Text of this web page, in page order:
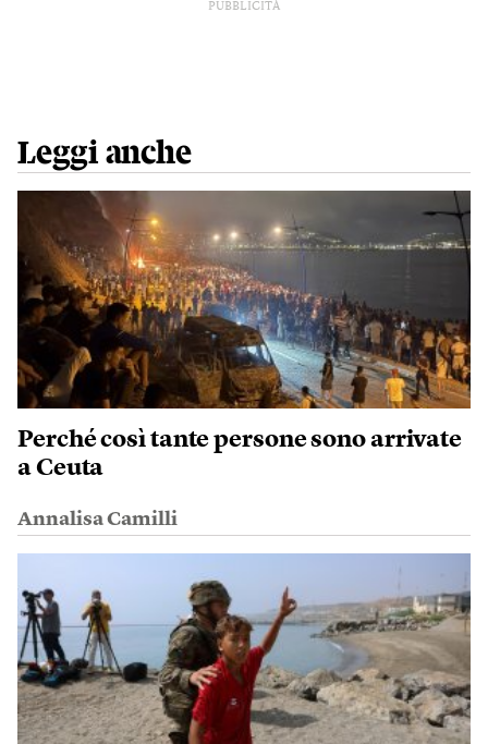
PUBBLICITÀ
Leggi anche
Perché così tante persone sono arrivate
a Ceuta
Annalisa Camilli